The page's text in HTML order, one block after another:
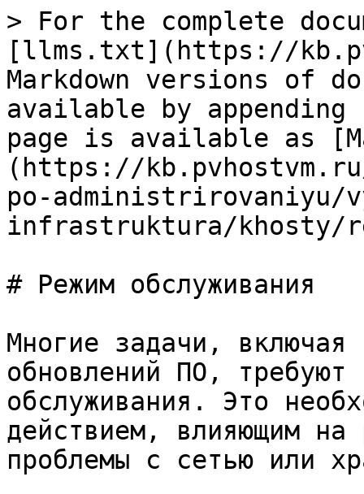
> For the complete
[llms.txt](https://
Markdown versions of
available by
page is available as
(https://
po-
infrastruktura/khosty/
# Режим обслуживания
Многие задачи, включая
обновлений ПО, требуют
обслуживания. Это
действием, влияющим на
проблемы с сетью или